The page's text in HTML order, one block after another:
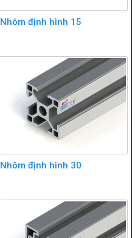
Nhôm định hình 15
Nhôm định hình 30